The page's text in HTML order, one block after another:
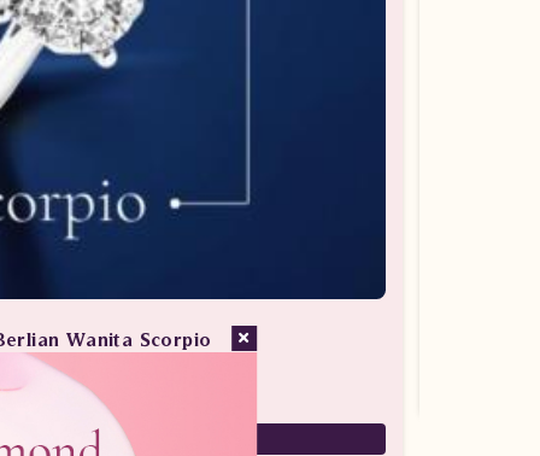
Wanita Scorpio
Berlian / Cincin Berlian
7,880,000
5,516,000